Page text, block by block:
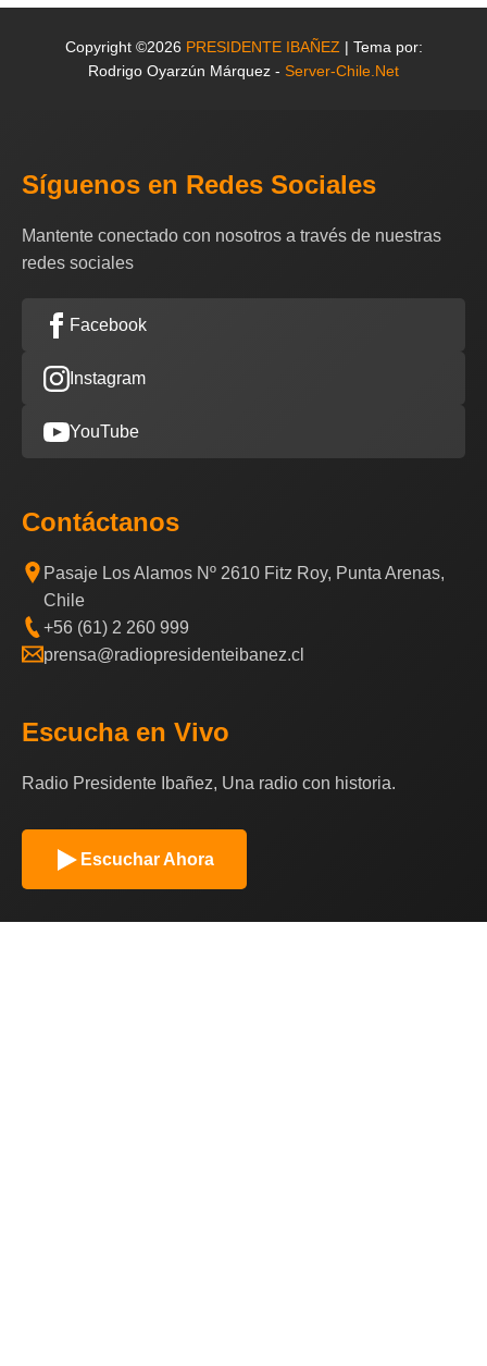
Copyright ©2026 PRESIDENTE IBAÑEZ | Tema por:
Rodrigo Oyarzún Márquez - Server-Chile.Net
Síguenos en Redes Sociales
Mantente conectado con nosotros a través de nuestras
redes sociales
Facebook
Instagram
YouTube
Contáctanos
Pasaje Los Alamos Nº 2610 Fitz Roy, Punta Arenas,
Chile
+56 (61) 2 260 999
prensa@radiopresidenteibanez.cl
Escucha en Vivo
Radio Presidente Ibañez, Una radio con historia.
Escuchar Ahora